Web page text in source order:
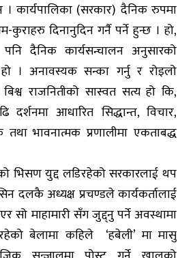
कार्यपालिका (सरकार) दैनिक रुपमा
दिनानुदिन गर्नै पर्ने हुन्छ । हो,
दैनिक कार्यसन्चालन अनुसारको
। अनावस्यक सन्का गर्नु र रोइलो
राजनितीको सास्वत सत्य हो कि,
आधारित सिद्धान्त, विचार,
भावनात्मक प्रणालीमा एकताबद्ध
भिसण युद्द लडिरहेको सरकारलाई थप
दलकै अध्यक्ष प्रचण्डले कार्यकर्तालाई
सो माहामारी सँग जुद्द्नु पर्ने अवस्थामा
बेलामा कहिले ‘हबेली’ मा मासु